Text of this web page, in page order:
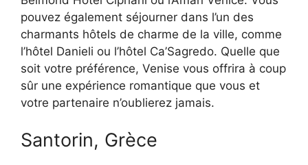
pouvez également séjourner dans l’un des
charmants hôtels de charme de la ville, comme
l’hôtel Danieli ou l’hôtel Ca’Sagredo. Quelle que
soit votre préférence, Venise vous offrira à coup
sûr une expérience romantique que vous et
votre partenaire n’oublierez jamais.
Santorin, Grèce